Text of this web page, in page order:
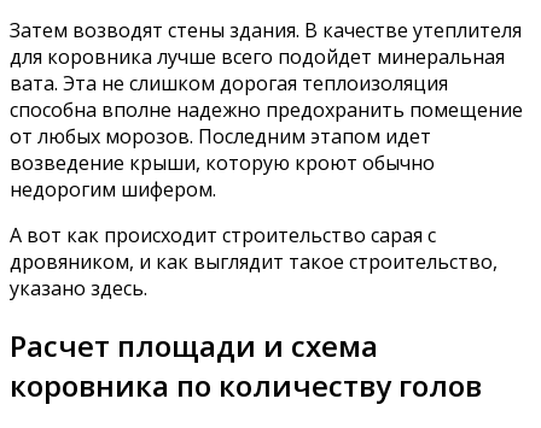
Затем возводят стены здания. В качестве утеплителя
для коровника лучше всего подойдет минеральная
вата. Эта не слишком дорогая теплоизоляция
способна вполне надежно предохранить помещение
от любых морозов. Последним этапом идет
возведение крыши, которую кроют обычно
недорогим шифером.
А вот как происходит строительство сарая с
дровяником, и как выглядит такое строительство,
указано здесь.
Расчет площади и схема
коровника по количеству голов